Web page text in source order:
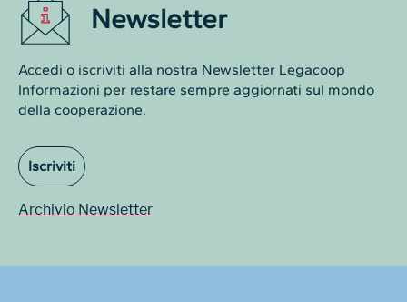
Newsletter
Accedi o iscriviti alla nostra Newsletter Legacoop
Informazioni per restare sempre aggiornati sul mondo
della cooperazione.
Iscriviti
Archivio Newsletter